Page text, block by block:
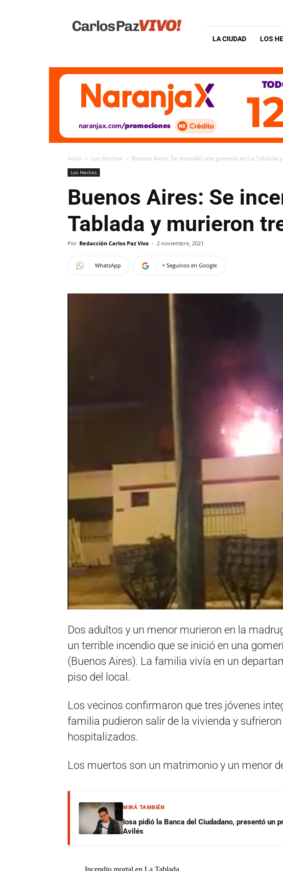
Vivo
LA CIUDAD LOS
Inicio Los Hechos Buenos Aires: Se incendió una gomería en La Tablada
Los Hechos
Buenos Aires: Se
Tablada y murieron
Por Redacción Carlos Paz Vivo - 2 noviembre, 2021
WhatsApp + Seguinos en Google
Dos adultos y un menor murieron en la
un terrible incendio que se inició en una
(Buenos Aires). La familia vivía en un
piso del local.
Los vecinos confirmaron que tres jóvenes
familia pudieron salir de la vivienda y
hospitalizados.
Los muertos son un matrimonio y un menor
MIRÁ TAMBIÉN
Iosa pidió la Banca del Ciudadano, presentó un
Avilés
Incendio mortal en La Tablada